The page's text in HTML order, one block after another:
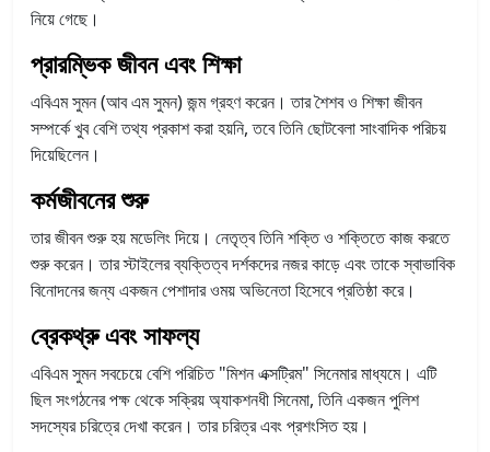
নিয়ে গেছে।
প্রারম্ভিক জীবন এবং শিক্ষা
এবিএম সুমন (আব এম সুমন) জন্ম গ্রহণ করেন। তার শৈশব ও শিক্ষা জীবন
সম্পর্কে খুব বেশি তথ্য প্রকাশ করা হয়নি, তবে তিনি ছোটবেলা সাংবাদিক পরিচয়
দিয়েছিলেন।
কর্মজীবনের শুরু
তার জীবন শুরু হয় মডেলিং দিয়ে। নেতৃত্ব তিনি শক্তি ও শক্তিতে কাজ করতে
শুরু করেন। তার স্টাইলের ব্যক্তিত্ব দর্শকদের নজর কাড়ে এবং তাকে স্বাভাবিক
বিনোদনের জন্য একজন পেশাদার ওময় অভিনেতা হিসেবে প্রতিষ্ঠা করে।
ব্রেকথ্রু এবং সাফল্য
এবিএম সুমন সবচেয়ে বেশি পরিচিত "মিশন এক্সট্রিম" সিনেমার মাধ্যমে। এটি
ছিল সংগঠনের পক্ষ থেকে সক্রিয় অ্যাকশনধী সিনেমা, তিনি একজন পুলিশ
সদস্যের চরিত্রে দেখা করেন। তার চরিত্র এবং প্রশংসিত হয়।